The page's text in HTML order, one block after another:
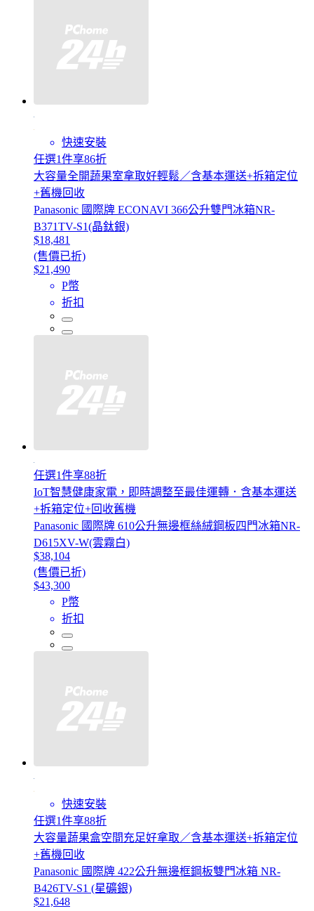
快速安裝
任選1件享86折
大容量全開蔬果室拿取好輕鬆／含基本運送+拆箱定位
+舊機回收
Panasonic 國際牌 ECONAVI 366公升雙門冰箱NR-
B371TV-S1(晶鈦銀)
$18,481
(售價已折)
$21,490
P幣
折扣
任選1件享88折
IoT智慧健康家電，即時調整至最佳運轉．含基本運送
+拆箱定位+回收舊機
Panasonic 國際牌 610公升無邊框絲絨鋼板四門冰箱NR-
D615XV-W(雲霧白)
$38,104
(售價已折)
$43,300
P幣
折扣
快速安裝
任選1件享88折
大容量蔬果盒空間充足好拿取／含基本運送+拆箱定位
+舊機回收
Panasonic 國際牌 422公升無邊框鋼板雙門冰箱 NR-
B426TV-S1 (星礦銀)
$21,648